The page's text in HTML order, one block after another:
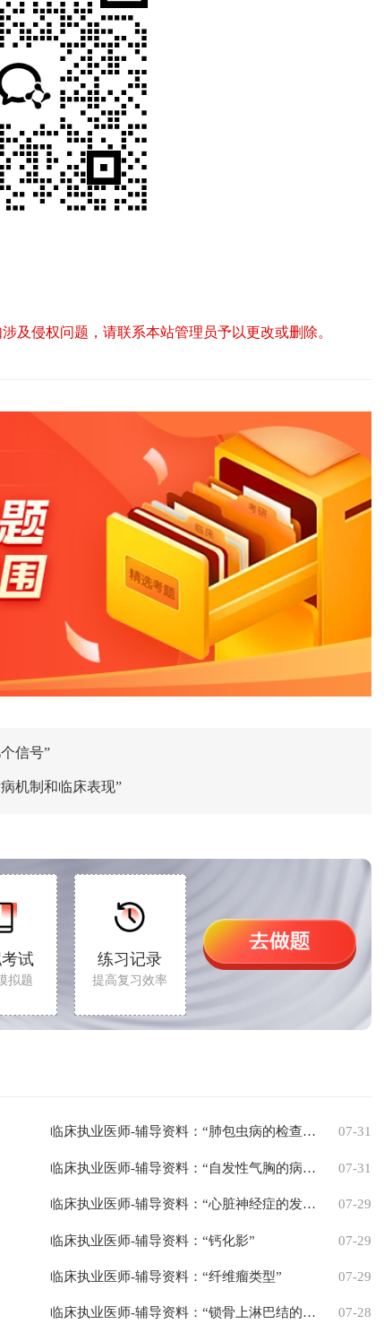
及侵权问题，请联系本站管理员予以更改或删除。
信号”
机制和临床表现”
试
拟题
练习记录
提高复习效率
临床执业医师-辅导资料：“肺包虫病的检查来源” 07-31
临床执业医师-辅导资料：“自发性气胸的病因” 07-31
临床执业医师-辅导资料：“心脏神经症的发病机制详解” 07-29
临床执业医师-辅导资料：“钙化影” 07-29
临床执业医师-辅导资料：“纤维瘤类型” 07-29
临床执业医师-辅导资料：“锁骨上淋巴结的临床表现” 07-28